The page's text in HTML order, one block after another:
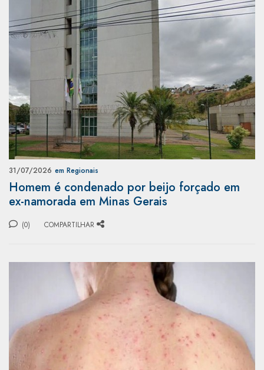
31/07/2026 em Regionais
Homem é condenado por beijo forçado em
ex-namorada em Minas Gerais
(0) COMPARTILHAR